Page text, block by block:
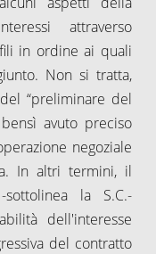
attraverso
in ordine ai quali
Non si tratta,
“preliminare del
avuto preciso
negoziale
In altri termini, il
la S.C.-
dell'interesse
del contratto